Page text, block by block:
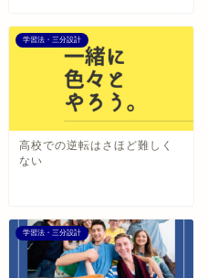
学習法・三分設計
高校での逆転はさほど難しく
ない
学習法・三分設計